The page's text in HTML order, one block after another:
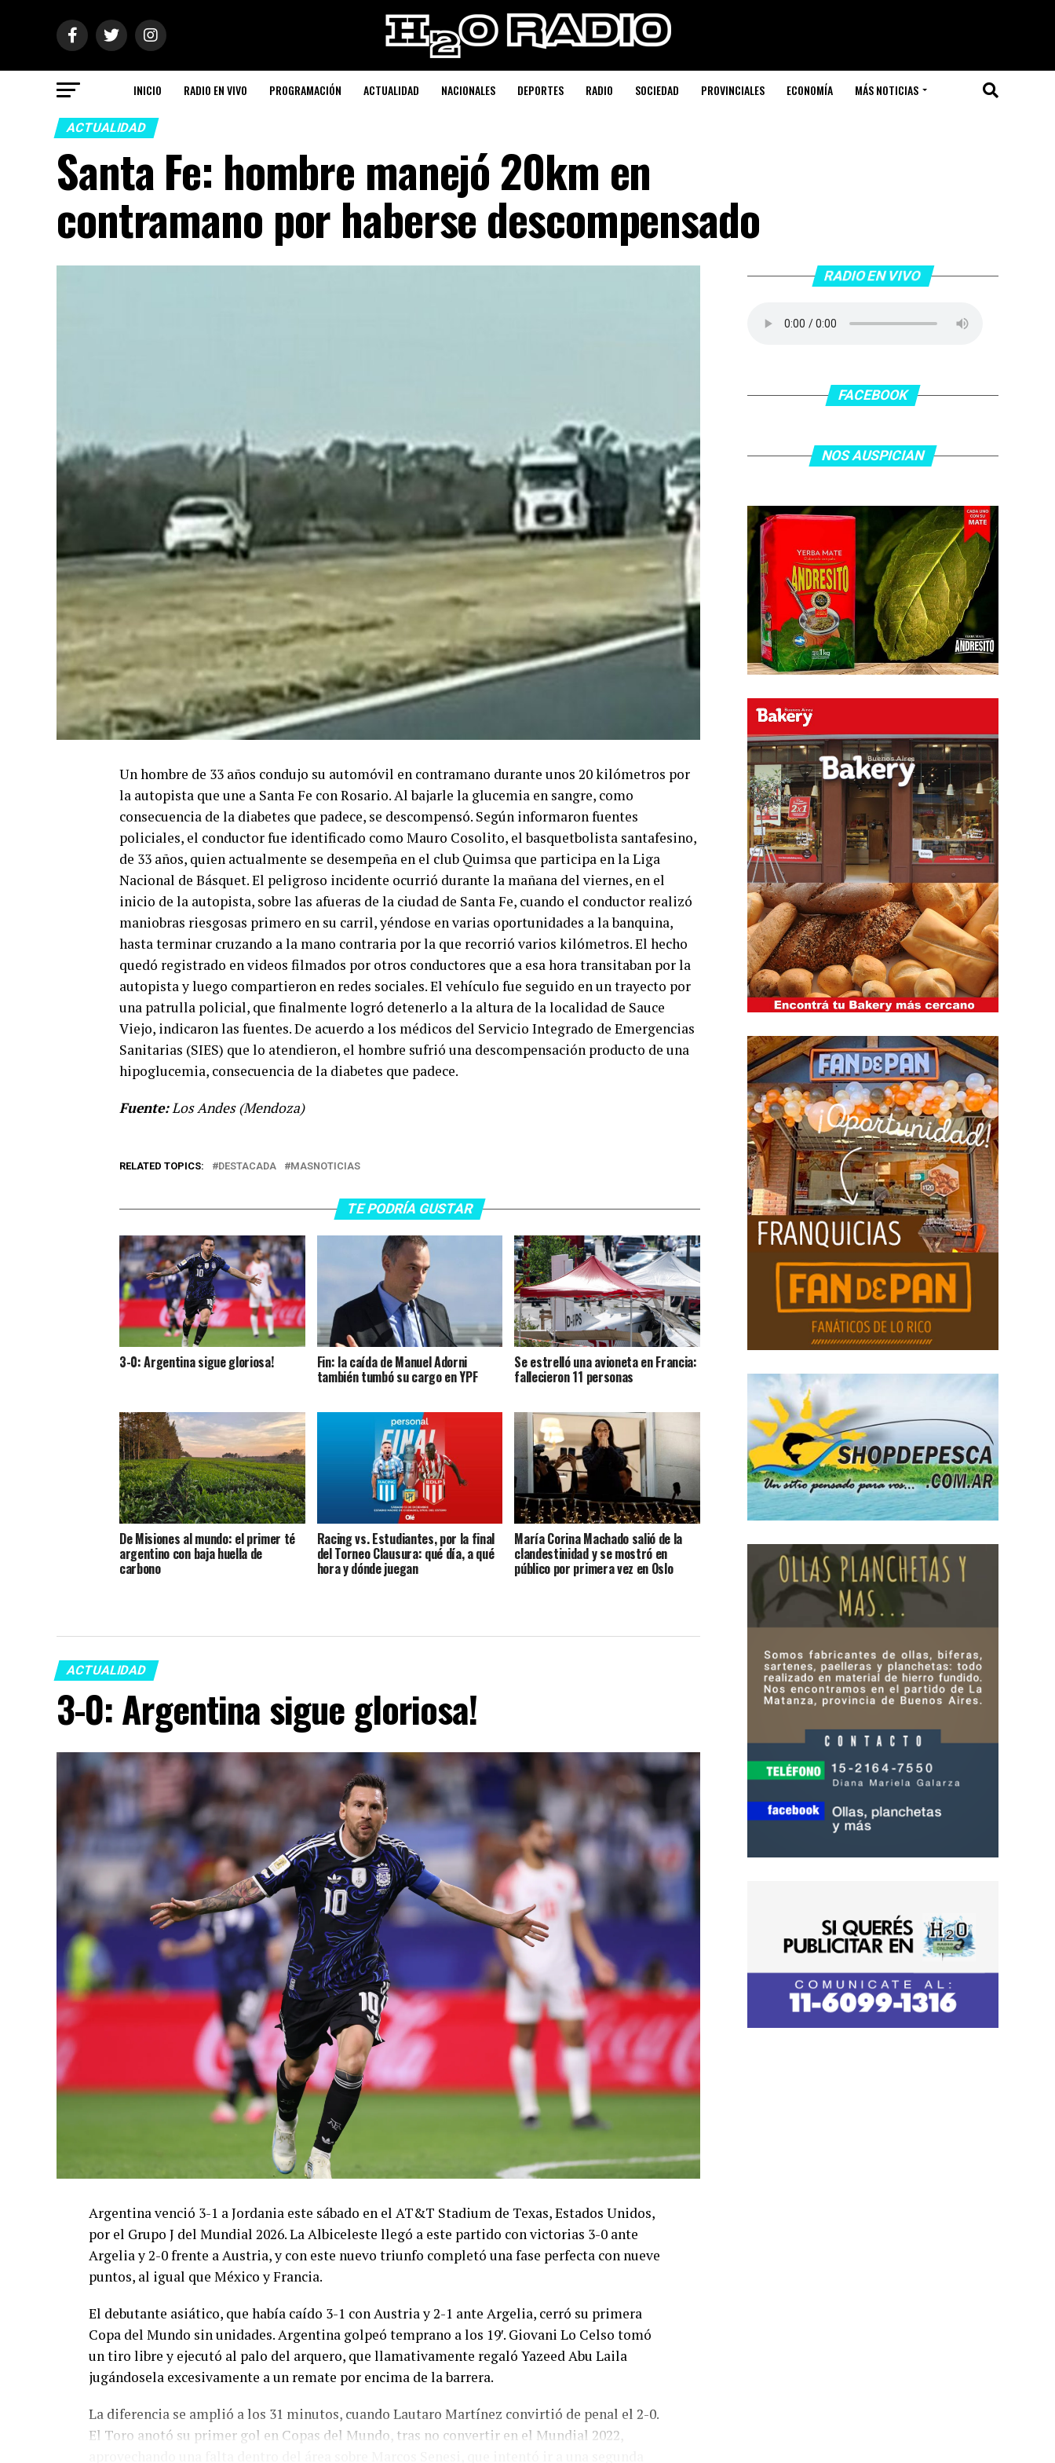
INICIO RADIO EN VIVO PROGRAMACIÓN ACTUALIDAD NACIONALES DEPORTES RADIO SOCIEDAD PROVINCIALES ECONOMÍA MÁS NOTICIAS
ACTUALIDAD
Santa Fe: hombre manejó 20km en
contramano por haberse descompensado
Un hombre de 33 años condujo su automóvil en contramano durante unos 20 kilómetros por
la autopista que une a Santa Fe con Rosario. Al bajarle la glucemia en sangre, como
consecuencia de la diabetes que padece, se descompensó. Según informaron fuentes
policiales, el conductor fue identificado como Mauro Cosolito, el basquetbolista santafesino,
de 33 años, quien actualmente se desempeña en el club Quimsa que participa en la Liga
Nacional de Básquet. El peligroso incidente ocurrió durante la mañana del viernes, en el
inicio de la autopista, sobre las afueras de la ciudad de Santa Fe, cuando el conductor realizó
maniobras riesgosas primero en su carril, yéndose en varias oportunidades a la banquina,
hasta terminar cruzando a la mano contraria por la que recorrió varios kilómetros. El hecho
quedó registrado en videos filmados por otros conductores que a esa hora transitaban por la
autopista y luego compartieron en redes sociales. El vehículo fue seguido en un trayecto por
una patrulla policial, que finalmente logró detenerlo a la altura de la localidad de Sauce
Viejo, indicaron las fuentes. De acuerdo a los médicos del Servicio Integrado de Emergencias
Sanitarias (SIES) que lo atendieron, el hombre sufrió una descompensación producto de una
hipoglucemia, consecuencia de la diabetes que padece.
Fuente:Los Andes (Mendoza)
RELATED TOPICS: DESTACADA MASNOTICIAS
TE PODRÍA GUSTAR
3-0: Argentina sigue gloriosa! Fin: la caída de Manuel Adorni
también tumbó su cargo en YPF
Se estrelló una avioneta en Francia:
fallecieron 11 personas
De Misiones al mundo: el primer té
argentino con baja huella de
carbono
Racing vs. Estudiantes, por la final
del Torneo Clausura: qué día, a qué
hora y dónde juegan
María Corina Machado salió de la
clandestinidad y se mostró en
público por primera vez en Oslo
ACTUALIDAD
3-0: Argentina sigue gloriosa!
Argentina venció 3-1 a Jordania este sábado en el AT&T Stadium de Texas, Estados Unidos,
por el Grupo J del Mundial 2026. La Albiceleste llegó a este partido con victorias 3-0 ante
Argelia y 2-0 frente a Austria, y con este nuevo triunfo completó una fase perfecta con nueve
puntos, al igual que México y Francia.
El debutante asiático, que había caído 3-1 con Austria y 2-1 ante Argelia, cerró su primera
Copa del Mundo sin unidades. Argentina golpeó temprano a los 19′. Giovani Lo Celso tomó
un tiro libre y ejecutó al palo del arquero, que llamativamente regaló Yazeed Abu Laila
jugándosela excesivamente a un remate por encima de la barrera.
La diferencia se amplió a los 31 minutos, cuando Lautaro Martínez convirtió de penal el 2-0.
El Toro anotó su primer gol en Copas del Mundo, tras no convertir en el Mundial 2022,
RADIO EN VIVO
FACEBOOK
NOS AUSPICIAN